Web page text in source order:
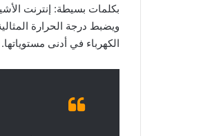
ويضبط درجة الحرارة
الكهرباء في أدنى